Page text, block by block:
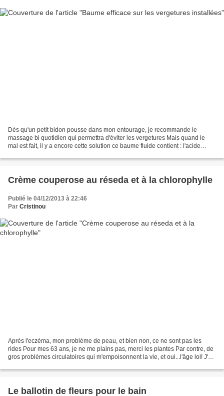
Dès qu'un petit bidon pousse dans mon entourage, je recommande le
massage bi quotidien qui permettra d'éviter les vergetures Mais quand le
mal est fait, il y a encore cette solution ce baume fluide contient : l'acide
Crème couperose au réseda et à la chlorophylle
Publié le 04/12/2013 à 22:46
Par Cristinou
Après l'eczéma, mon problème de peau, et bien non, ce ne sont pas les
rides Pour mes 63 ans, je ne me plains pas, merci les plantes Par contre, de
gros problèmes circulatoires qui m'empoisonnent la vie, et oui...l'âge lol! J'ai
Le ballotin de fleurs pour le bain